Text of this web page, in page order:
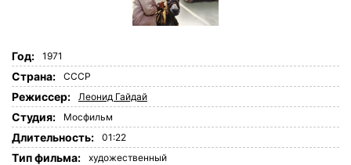
Год: 1971
Страна: СССР
Режиссер: Леонид Гайдай
Студия: Мосфильм
Длительность: 01:22
Tип фильма: художественный